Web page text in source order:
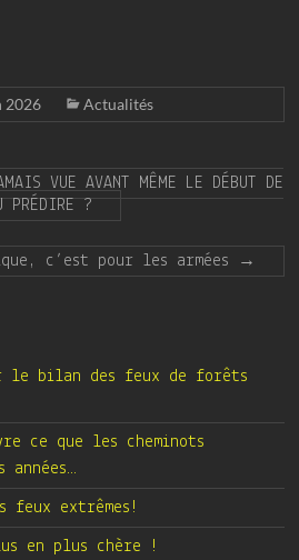
2026 Actualités
VUE AVANT MÊME LE DÉBUT DE
PRÉDIRE ?
c’est pour les armées →
le bilan des feux de forêts
ce que les cheminots
années…
feux extrêmes!
en plus chère !